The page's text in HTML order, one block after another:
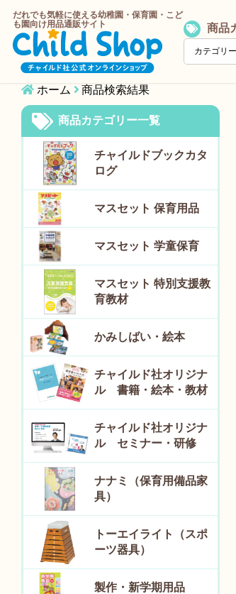
だれでも気軽に使える幼稚園・保育園・こど
も園向け用品通販サイト
商品
ホーム 商品検索結果
商品カテゴリー一覧
チャイルドブックカタ
ログ
マスセット 保育用品
マスセット 学童保育
マスセット 特別支援教
育教材
かみしばい・絵本
チャイルド社オリジナ
ル 書籍・絵本・教材
チャイルド社オリジナ
ル セミナー・研修
ナナミ（保育用備品家
具）
トーエイライト（スポ
ーツ器具）
製作・新学期用品